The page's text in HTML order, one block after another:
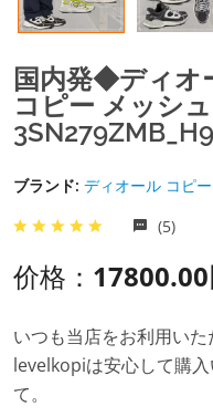
国内発◆ディオ
コピー メッシ
ブランド: ディオール コピー
(5)
价格：
いつも当店をお利用いた
levelkopiは安心して購
て。